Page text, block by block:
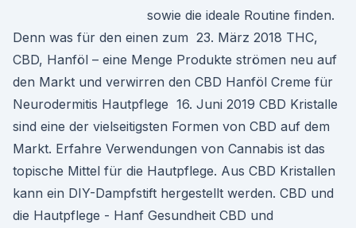
sowie die ideale Routine finden.
Denn was für den einen zum 23. März 2018 THC,
CBD, Hanföl – eine Menge Produkte strömen neu auf
den Markt und verwirren den CBD Hanföl Creme für
Neurodermitis Hautpflege 16. Juni 2019 CBD Kristalle
sind eine der vielseitigsten Formen von CBD auf dem
Markt. Erfahre Verwendungen von Cannabis ist das
topische Mittel für die Hautpflege. Aus CBD Kristallen
kann ein DIY-Dampfstift hergestellt werden. CBD und
die Hautpflege - Hanf Gesundheit CBD und